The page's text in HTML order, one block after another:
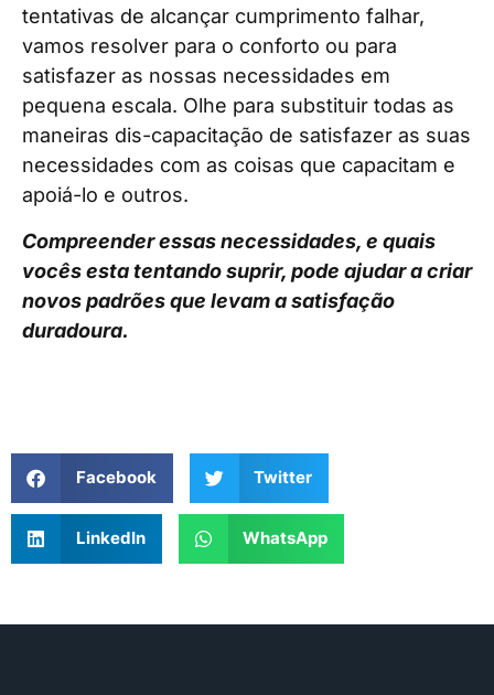
tentativas de alcançar cumprimento falhar,
vamos resolver para o conforto ou para
satisfazer as nossas necessidades em
pequena escala. Olhe para substituir todas as
maneiras dis-capacitação de satisfazer as suas
necessidades com as coisas que capacitam e
apoiá-lo e outros.
Compreender essas necessidades, e quais
vocês esta tentando suprir, pode ajudar a criar
novos padrões que levam a satisfação
duradoura.
Facebook Twitter
LinkedIn WhatsApp